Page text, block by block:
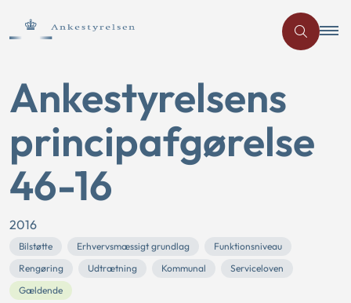
Ankestyrelsens
principafgørelse
46-16
2016
Bilstøtte Erhvervsmæssigt grundlag
Funktionsniveau
Rengøring
Udtrætning Kommunal
Serviceloven
Gældende